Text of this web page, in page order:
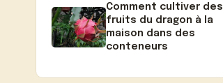
Comment cultiver des
fruits du dragon à la
maison dans des
conteneurs